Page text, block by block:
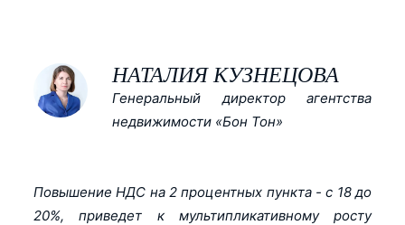
НАТАЛИЯ КУЗНЕЦОВА
Генеральный директор агентства
недвижимости «Бон Тон»
Повышение НДС на 2 процентных пункта - с 18 до
20%, приведет к мультипликативному росту